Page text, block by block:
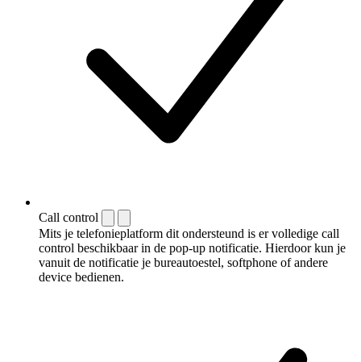
Call control
Mits je telefonieplatform dit ondersteund is er volledige call
control beschikbaar in de pop-up notificatie. Hierdoor kun je
vanuit de notificatie je bureautoestel, softphone of andere
device bedienen.